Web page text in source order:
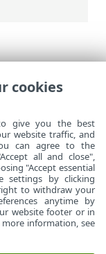
Hantera cookies
cookies
give you the best
website traffic, and
can agree to the
all and close",
"Accept essential
settings by clicking
to withdraw your
anytime by
website footer or in
information, see